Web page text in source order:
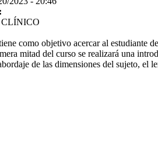
como objetivo acercar al estudiante
mitad del curso se realizará una
de las dimensiones del sujeto,